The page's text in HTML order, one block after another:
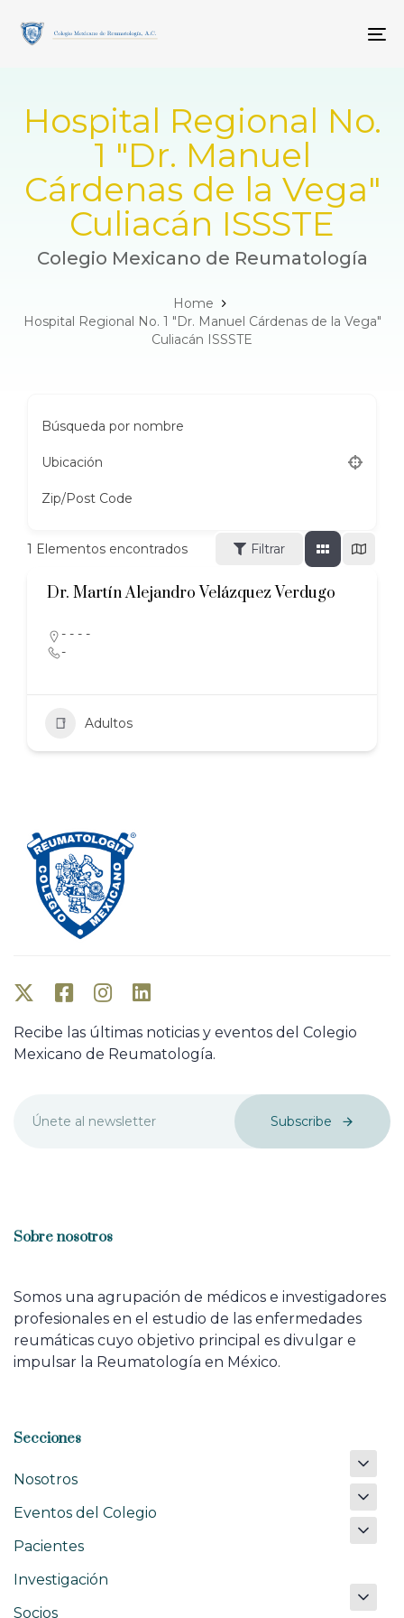
links
primary
contentHospital Regional No.
1 "Dr. Manuel
Cárdenas de la Vega"
Culiacán ISSSTE
Colegio Mexicano de Reumatología
Home
Hospital Regional No. 1 "Dr. Manuel Cárdenas de la Vega"
Culiacán ISSSTE
Búsqueda por nombre
Ubicación
Zip/Post Code
1 Elementos encontrados Filtrar
Dr. Martín Alejandro Velázquez Verdugo
- - - -
-
Adultos
Recibe las últimas noticias y eventos del Colegio
Mexicano de Reumatología.
Subscribe
Sobre nosotros
Somos una agrupación de médicos e investigadores
profesionales en el estudio de las enfermedades
reumáticas cuyo objetivo principal es divulgar e
impulsar la Reumatología en México.
Secciones
Nosotros
Eventos del Colegio
Pacientes
Investigación
Socios